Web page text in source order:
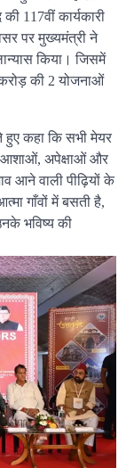
117वीं कार्यकारी
पर मुख्यमंत्री ने
किया। जिसमें
की 2 योजनाओं
हुए कहा कि सभी मेयर
आशाओं, अपेक्षाओं और
आने वाली पीढ़ियों के
गाँवों में बसती है,
भविष्य की